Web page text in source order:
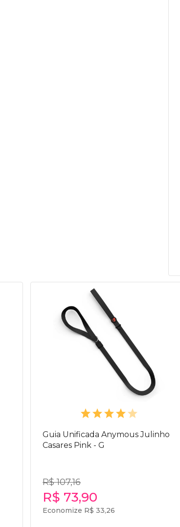
Guia Unificada Anymous Julinho
Casares Pink - G
R$ 107,16
R$ 73,90
Economize R$ 33,26